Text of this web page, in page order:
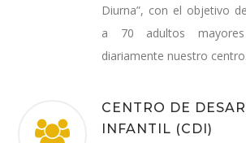
Diurna”, con el objetivo
a 70 adultos
diariamente nuestro centro.
CENTRO DE
INFANTIL (CDI)